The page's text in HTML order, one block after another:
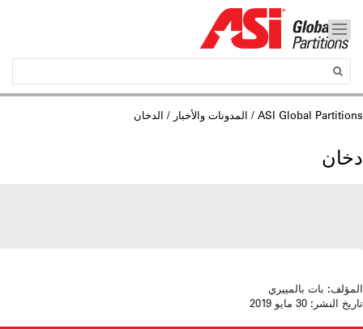
ASI Global Partitions
/ المدونات والأخبار / الدخان
دخان
المؤلف: بات بالمييري
تاريخ النشر: